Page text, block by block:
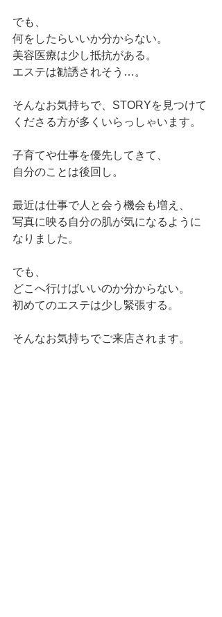
でも、
何をしたらいいか分からない。
美容医療は少し抵抗がある。
エステは勧誘されそう…。
そんなお気持ちで、STORYを見つけて
くださる方が多くいらっしゃいます。
子育てや仕事を優先してきて、
自分のことは後回し。
最近は仕事で人と会う機会も増え、
写真に映る自分の肌が気になるように
なりました。
でも、
どこへ行けばいいのか分からない。
初めてのエステは少し緊張する。
そんなお気持ちでご来店されます。